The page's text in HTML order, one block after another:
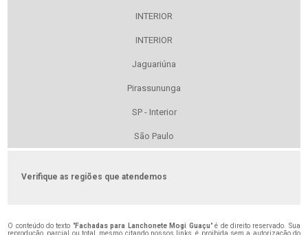
INTERIOR
INTERIOR
Jaguariúna
Pirassununga
SP - Interior
São Paulo
Verifique as regiões que atendemos
O conteúdo do texto "Fachadas para Lanchonete Mogi Guaçu" é de direito reservado. Sua
reprodução, parcial ou total, mesmo citando nossos links, é proibida sem a autorização do